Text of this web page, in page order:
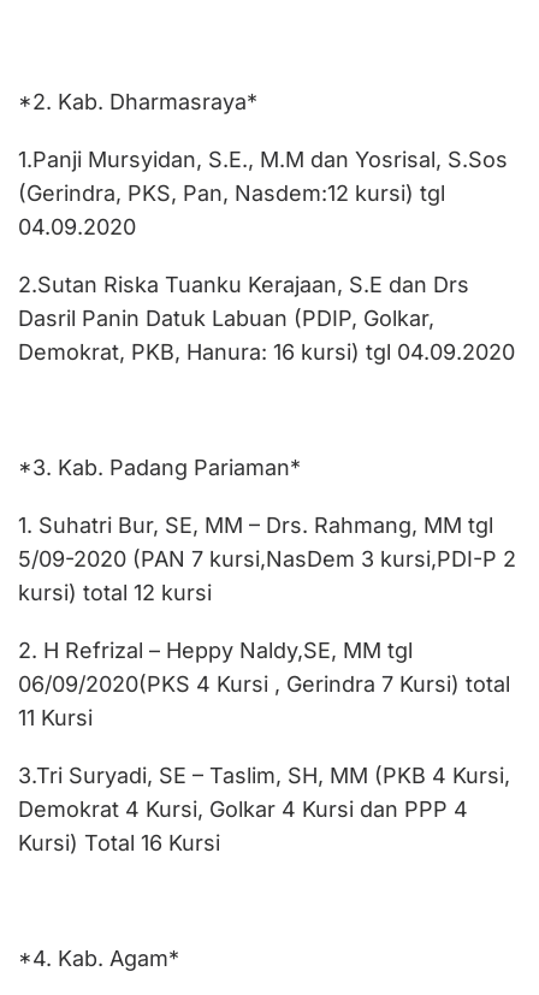
*2. Kab. Dharmasraya*
1.Panji Mursyidan, S.E., M.M dan Yosrisal, S.Sos
(Gerindra, PKS, Pan, Nasdem:12 kursi) tgl
04.09.2020
2.Sutan Riska Tuanku Kerajaan, S.E dan Drs
Dasril Panin Datuk Labuan (PDIP, Golkar,
Demokrat, PKB, Hanura: 16 kursi) tgl 04.09.2020
*3. Kab. Padang Pariaman*
1. Suhatri Bur, SE, MM – Drs. Rahmang, MM tgl
5/09-2020 (PAN 7 kursi,NasDem 3 kursi,PDI-P 2
kursi) total 12 kursi
2. H Refrizal – Heppy Naldy,SE, MM tgl
06/09/2020(PKS 4 Kursi , Gerindra 7 Kursi) total
11 Kursi
3.Tri Suryadi, SE – Taslim, SH, MM (PKB 4 Kursi,
Demokrat 4 Kursi, Golkar 4 Kursi dan PPP 4
Kursi) Total 16 Kursi
*4. Kab. Agam*